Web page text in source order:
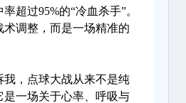
超过95%的“冷血杀手”。
调整，而是一场精准的
我，点球大战从来不是纯
是一场关于心率、呼吸与